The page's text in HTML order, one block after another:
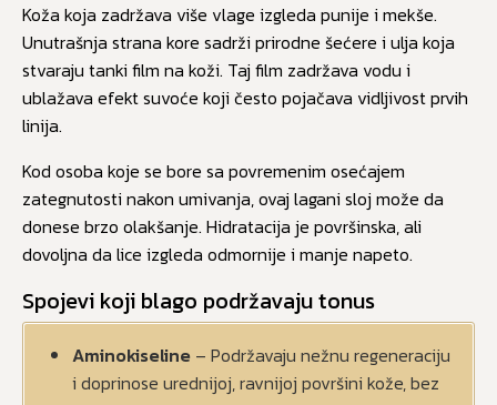
Koža koja zadržava više vlage izgleda punije i mekše.
Unutrašnja strana kore sadrži prirodne šećere i ulja koja
stvaraju tanki film na koži. Taj film zadržava vodu i
ublažava efekt suvoće koji često pojačava vidljivost prvih
linija.
Kod osoba koje se bore sa povremenim osećajem
zategnutosti nakon umivanja, ovaj lagani sloj može da
donese brzo olakšanje. Hidratacija je površinska, ali
dovoljna da lice izgleda odmornije i manje napeto.
Spojevi koji blago podržavaju tonus
Aminokiseline – Podržavaju nežnu regeneraciju
i doprinose urednijoj, ravnijoj površini kože, bez